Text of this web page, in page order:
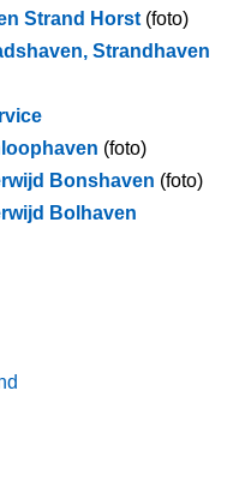
Strand Horst (foto)
Strandhaven
(foto)
Bonshaven (foto)
Bolhaven